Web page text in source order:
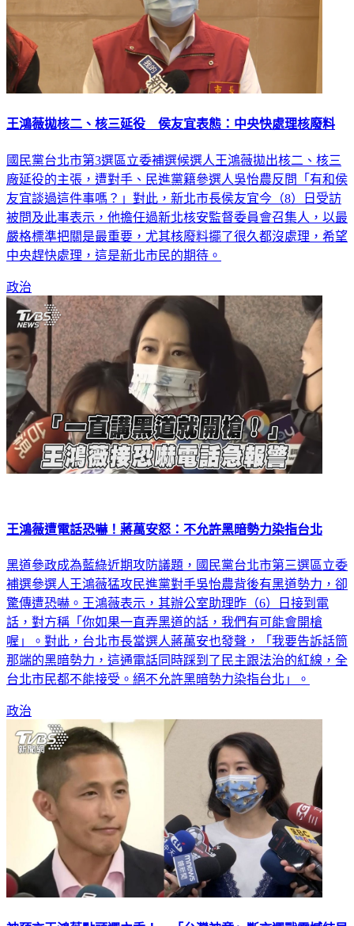
王鴻薇拋核二、核三延役 侯友宜表態：中央快處理核廢料
國民黨台北市第3選區立委補選候選人王鴻薇拋出核二、核三
廠延役的主張，遭對手、民進黨籍參選人吳怡農反問「有和侯
友宜談過這件事嗎？」對此，新北市長侯友宜今（8）日受訪
被問及此事表示，他擔任過新北核安監督委員會召集人，以最
嚴格標準把關是最重要，尤其核廢料擺了很久都沒處理，希望
中央趕快處理，這是新北市民的期待。
政治
王鴻薇遭電話恐嚇！蔣萬安怒：不允許黑暗勢力染指台北
黑道參政成為藍綠近期攻防議題，國民黨台北市第三選區立委
補選參選人王鴻薇猛攻民進黨對手吳怡農背後有黑道勢力，卻
驚傳遭恐嚇。王鴻薇表示，其辦公室助理昨（6）日接到電
話，對方稱「你如果一直弄黑道的話，我們有可能會開槍
喔」。對此，台北市長當選人蔣萬安也發聲，「我要告訴話筒
那端的黑暗勢力，這通電話同時踩到了民主跟法治的紅線，全
台北市民都不能接受。絕不允許黑暗勢力染指台北」。
政治